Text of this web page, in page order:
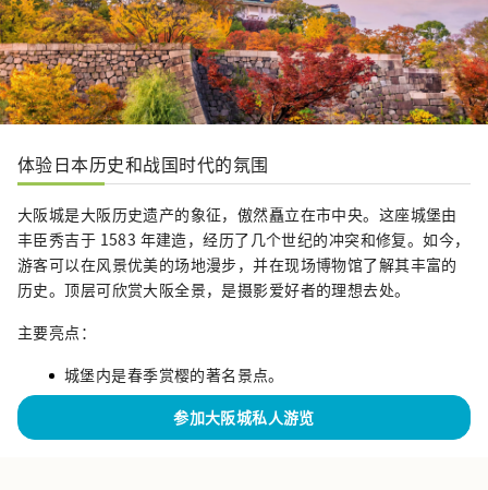
体验日本历史和战国时代的氛围
大阪城是大阪历史遗产的象征，傲然矗立在市中央。这座城堡由
丰臣秀吉于 1583 年建造，经历了几个世纪的冲突和修复。如今，
游客可以在风景优美的场地漫步，并在现场博物馆了解其丰富的
历史。顶层可欣赏大阪全景，是摄影爱好者的理想去处。
主要亮点：
城堡内是春季赏樱的著名景点。
参加大阪城私人游览